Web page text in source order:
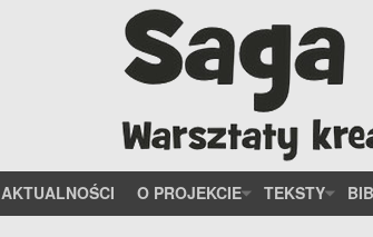
AKTUALNOŚCI O PROJEKCIE TEKSTY